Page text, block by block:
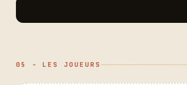
05 - LES JOUEURS